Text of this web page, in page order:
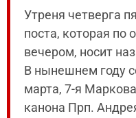
Утреня четверга
поста, которая по
вечером, носит
В нынешнем году
марта, 7-я
канона Прп.